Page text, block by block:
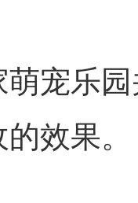
宠乐
效果。